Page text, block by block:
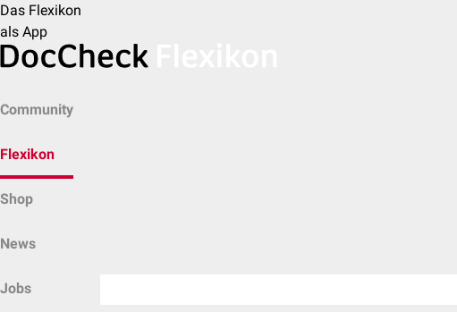
Das Flexikon
als App
Community
Flexikon
Shop
News
Jobs